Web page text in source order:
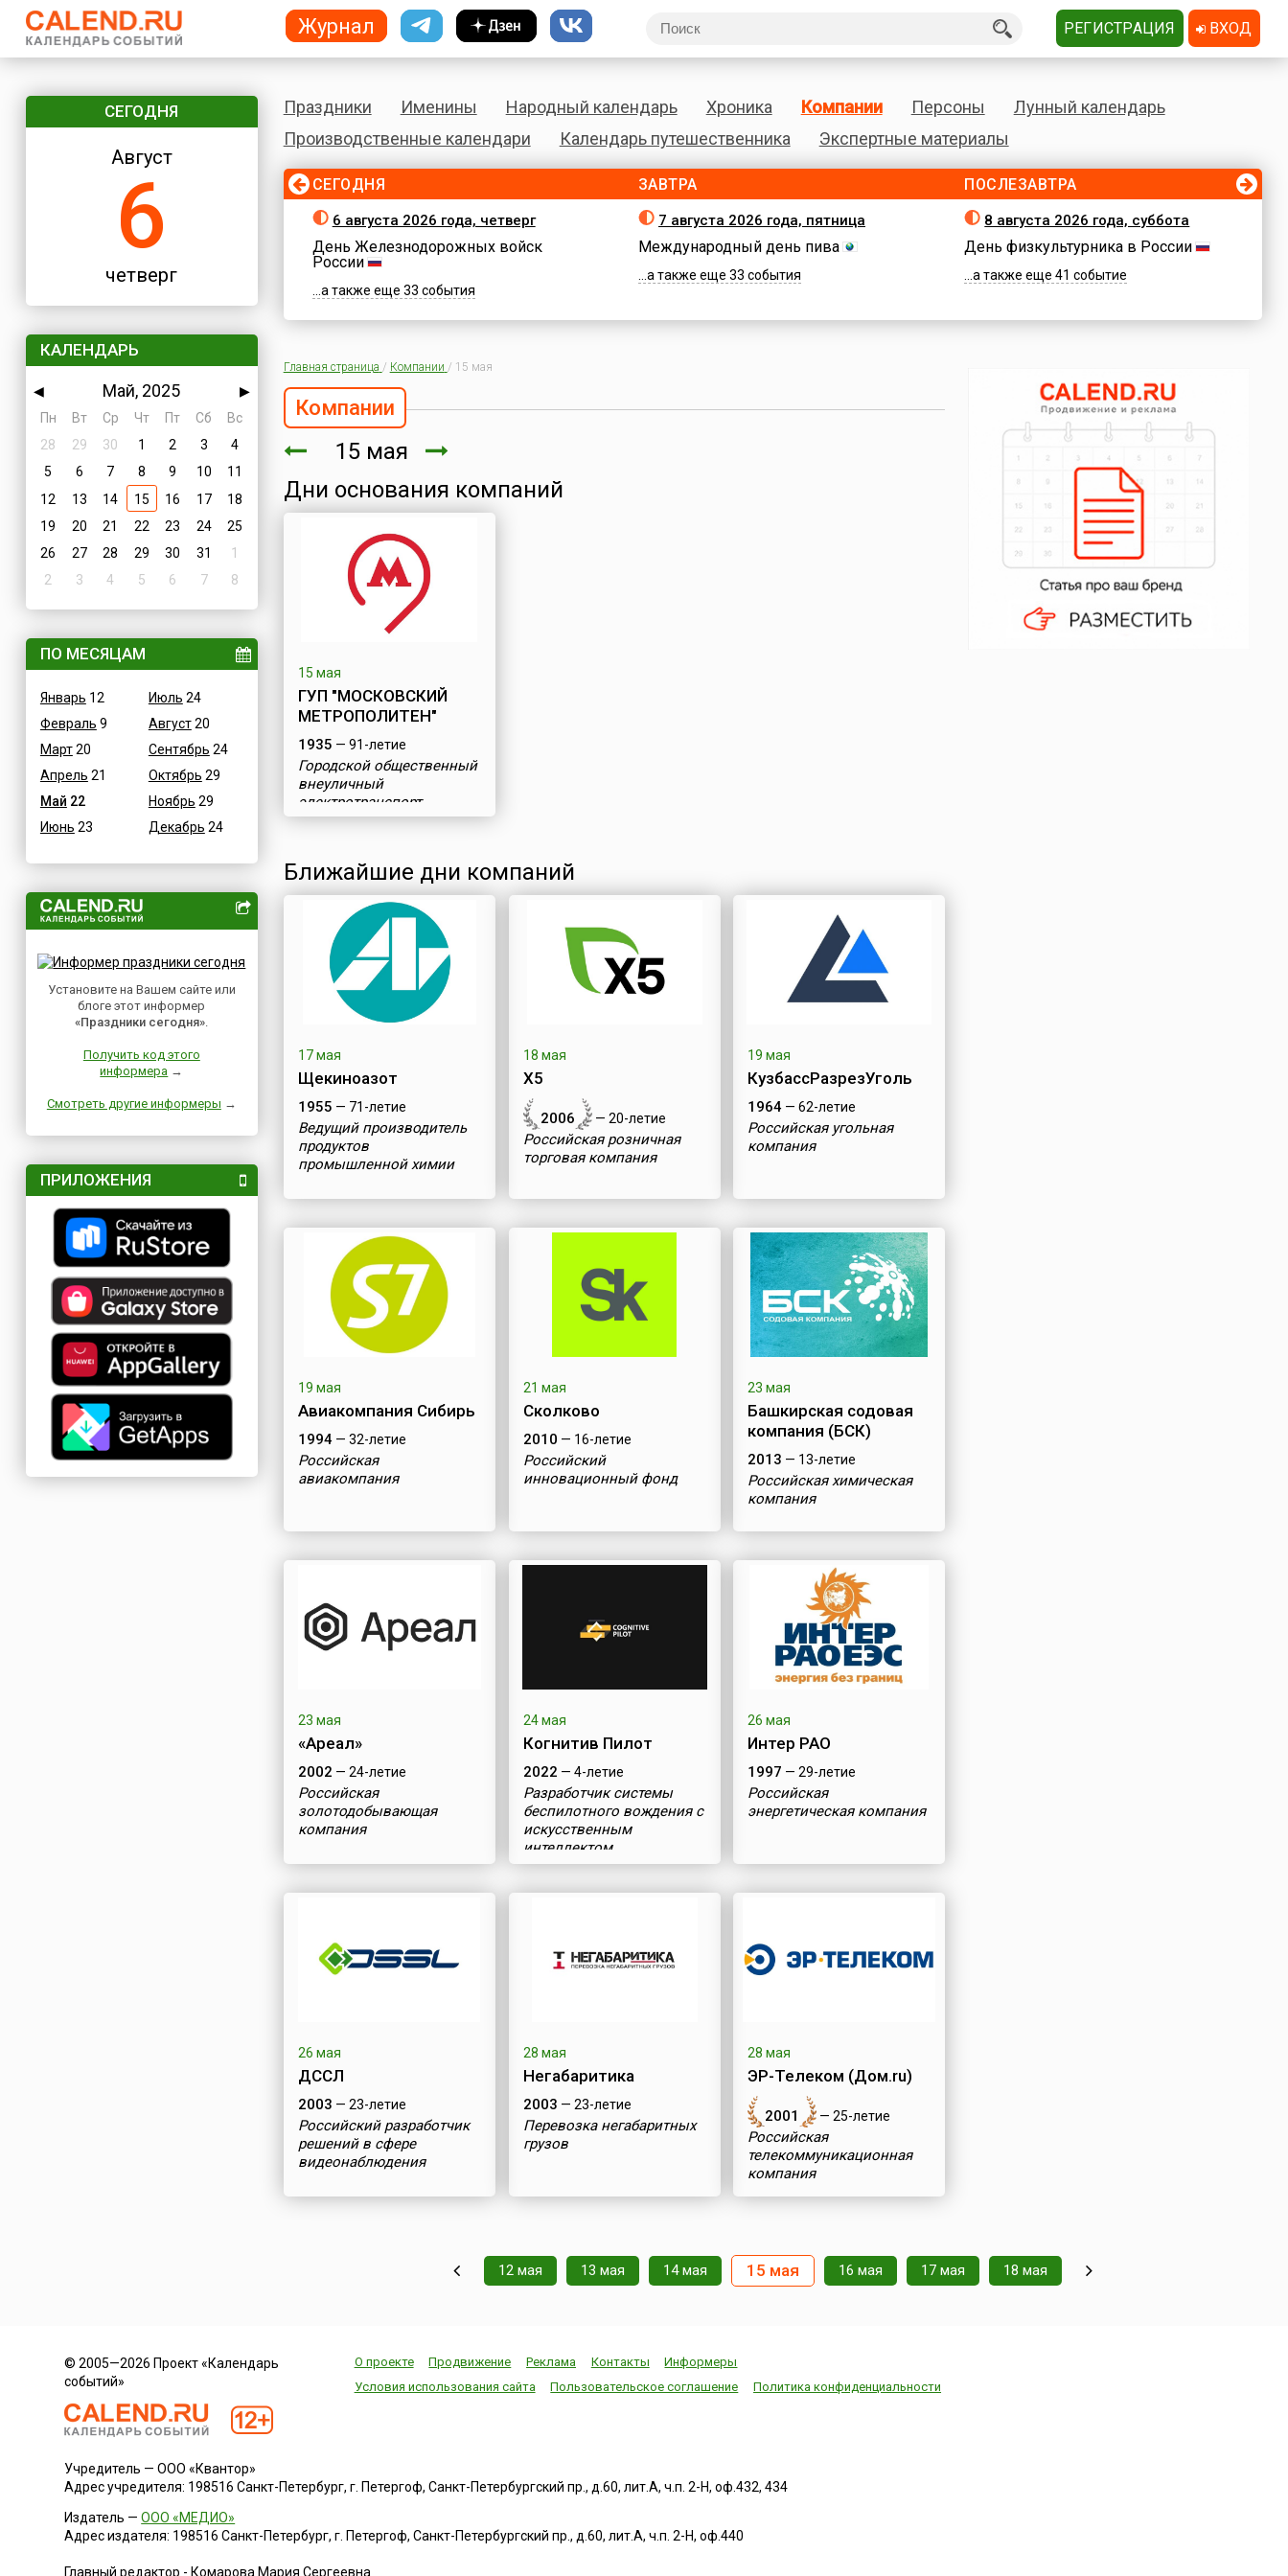
СЕГОДНЯ
Август
6
четверг
КАЛЕНДАРЬ
◀ Май, 2025
▶
Пн
Вт Ср Чт Пт Сб
Вс
28
29 30 1 2 3
4
5
6 7 8 9 10
11
12
13 14 15 16 17
18
19
20 21 22 23 24
25
26
27 28 29 30 31
1
2
3 4 5 6 7 8
ПО МЕСЯЦАМ
Январь 12
Февраль 9
Март20
Апрель 21
Май 22
Июнь 23
Июль 24
Август20
Сентябрь 24
Октябрь 29
Ноябрь 29
Декабрь 24
Установите на Вашем сайте или
блоге этот информер
«Праздники сегодня».
Получить код этого
информера →
Смотреть другие информеры →
ПРИЛОЖЕНИЯ
Праздники Именины Народный календарь Хроника Компании Персоны
Лунный календарь
Производственные календари
Календарь путешественника Экспертные материалы
СЕГОДНЯ
6 августа 2026 года, четверг
День Железнодорожных войск
России
...а также еще 33 события
ЗАВТРА
7 августа 2026 года, пятница
Международный день пива
...а также еще 33 события
ПОСЛЕЗАВТРА
8 августа 2026 года, суббота
День физкультурника в России
...а также еще 41 событие
Главная страница / Компании / 15 мая
Компании
15 мая
Дни основания компаний
15 мая
ГУП "МОСКОВСКИЙ
МЕТРОПОЛИТЕН"
1935 — 91-летие
Городской общественный
внеуличный
электротранспорт
Ближайшие дни компаний
17 мая
Щекиноазот
1955 — 71-летие
Ведущий производитель
продуктов
промышленной химии
18 мая
Х5
2006 — 20-летие
Российская розничная
торговая компания
19 мая
КузбассРазрезУголь
1964 — 62-летие
Российская угольная
компания
19 мая
Авиакомпания Сибирь
1994— 32-летие
Российская
авиакомпания
21 мая
Сколково
2010 — 16-летие
Российский
инновационный фонд
23 мая
Башкирская содовая
компания (БСК)
2013 — 13-летие
Российская химическая
компания
23 мая
«Ареал»
2002 — 24-летие
Российская
золотодобывающая
компания
24 мая
Когнитив Пилот
2022 — 4-летие
Разработчик системы
беспилотного вождения с
искусственным
интеллектом
26 мая
Интер РАО
1997 — 29-летие
Российская
энергетическая компания
26 мая
ДССЛ
2003 — 23-летие
Российский разработчик
решений в сфере
видеонаблюдения
28 мая
Негабаритика
2003 — 23-летие
Перевозка негабаритных
грузов
28 мая
ЭР-Телеком (Дом.ru)
2001 — 25-летие
Российская
телекоммуникационная
компания
12 мая 13 мая 14 мая 15 мая 16 мая 17 мая 18 мая
© 2005—2026 Проект «Календарь
событий»
О проекте Продвижение Реклама Контакты
Информеры
Условия использования сайта
Пользовательское соглашение Политика конфиденциальности
Учредитель — ООО «Квантор»
Адрес учредителя: 198516 Санкт-Петербург, г. Петергоф, Санкт-Петербургский пр., д.60, лит.А, ч.п. 2-Н, оф.432, 434
Издатель —ООО «МЕДИО»
Адрес издателя: 198516 Санкт-Петербург, г. Петергоф, Санкт-Петербургский пр., д.60, лит.А, ч.п. 2-Н, оф.440
Главный редактор - Комарова Мария Сергеевна
Журнал РЕГИСТРАЦИЯ ВХОД